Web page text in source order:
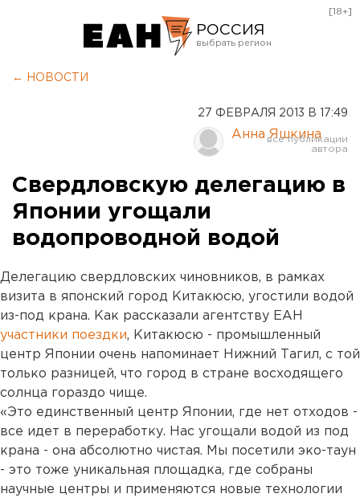
РОССИЯ
Курган
Оренбург
[18+]
← НОВОСТИ
27 ФЕВРАЛЯ 2013 В 17:49
Анна Яшкина
Свердловскую делегацию в
Японии угощали
водопроводной водой
Делегацию свердловских чиновников, в рамках
визита в японский город Китакюсю, угостили водой
из-под крана. Как рассказали агентству ЕАН
участники поездки, Китакюсю - промышленный
центр Японии очень напоминает Нижний Тагил, с той
только разницей, что город в стране восходящего
солнца гораздо чище.
«Это единственный центр Японии, где нет отходов -
все идет в переработку. Нас угощали водой из под
крана - она абсолютно чистая. Мы посетили эко-таун
- это тоже уникальная площадка, где собраны
научные центры и применяются новые технологии